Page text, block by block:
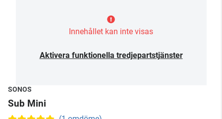
Innehållet kan inte visas
Aktivera funktionella tredjepartstjänster
SONOS
Sub Mini